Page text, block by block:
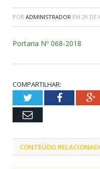
POR ADMINISTRADOR EM 29 DE
Portaria Nº 068-2018
COMPARTILHAR:
TwitterFacebook
Email
CONTEÚDO